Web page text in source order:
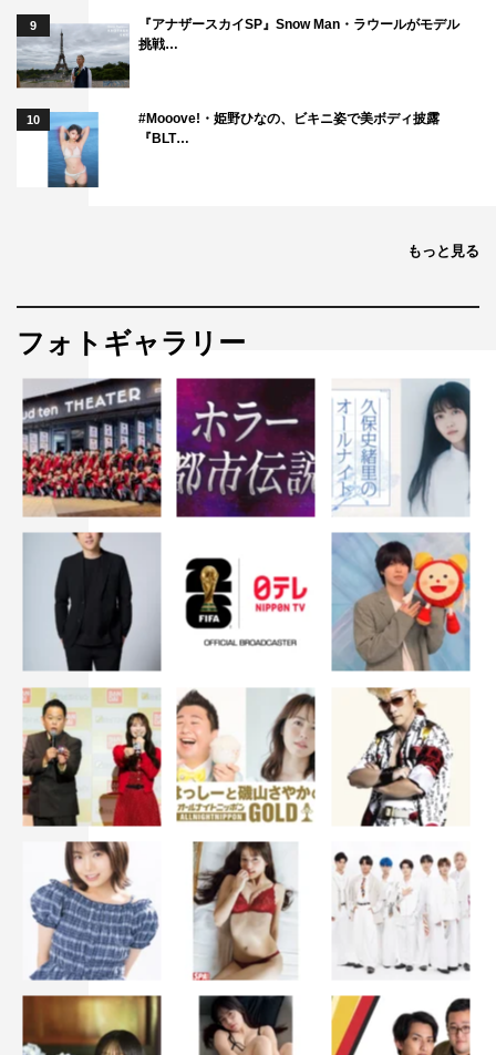
9
『アナザースカイSP』Snow Man・ラウールがモデル
挑戦…
10
#Mooove!・姫野ひなの、ビキニ姿で美ボディ披露
『BLT…
もっと見る
フォトギャラリー